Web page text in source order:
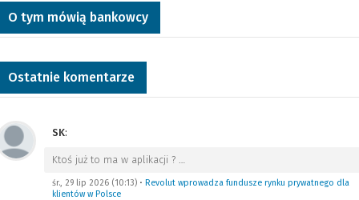
O tym mówią bankowcy
Ostatnie komentarze
SK:
Ktoś już to ma w aplikacji ? …
śr., 29 lip 2026 (10:13) • Revolut wprowadza fundusze rynku prywatnego dla
klientów w Polsce